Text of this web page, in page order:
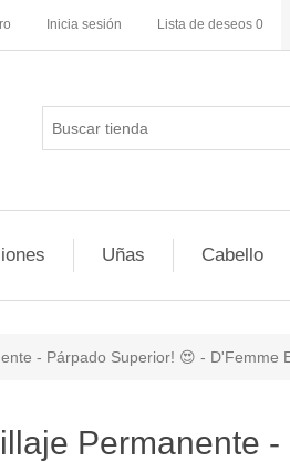
Inicia sesión Lista de deseos 0
Uñas Cabello
- Párpado Superior! 😍 - D'Femme
Permanente